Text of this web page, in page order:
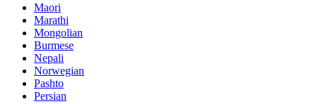
Maori
Marathi
Mongolian
Burmese
Nepali
Norwegian
Pashto
Persian